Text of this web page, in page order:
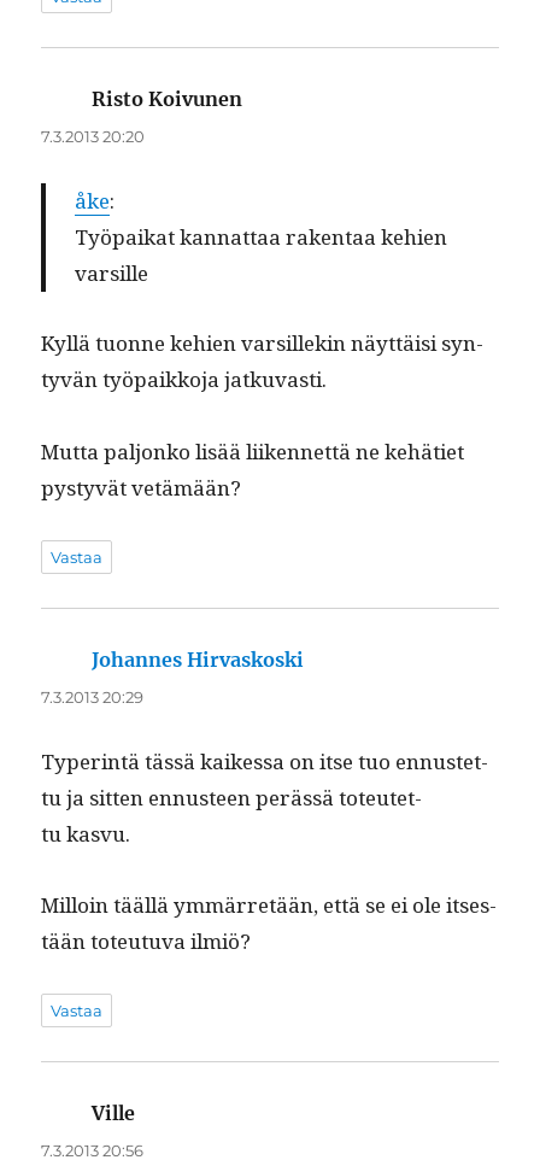
Risto Koivunen
7.3.2013 20:20
åke:
Työ­paikat kan­nat­taa rak­en­taa kehien
varsille
Kyl­lä tuonne kehien var­sillekin näyt­täisi syn­
tyvän työ­paikko­ja jatkuvasti.
Mut­ta paljonko lisää liiken­net­tä ne kehäti­et
pystyvät vetämään?
Vastaa
Johannes Hirvaskoski
7.3.2013 20:29
Type­r­in­tä tässä kaikessa on itse tuo ennustet­
tu ja sit­ten ennus­teen perässä toteutet­
tu kasvu.
Mil­loin tääl­lä ymmär­retään, että se ei ole itses­
tään toteu­tu­va ilmiö?
Vastaa
Ville
7.3.2013 20:56